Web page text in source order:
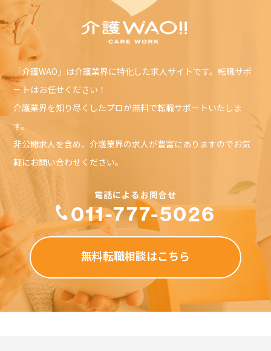
い、利用者に損害が発生した場合、当社は一切の責任を負わ
ないものとします。
如何なる状況においても当社は、第三者を介したものも含
め、本ソフトウェアまたはサービスの利用者による使用また
当社が、そのような損害の可能性について通告されていた場
合であっても、それが保証、契約、故意または無意識による
不法行為、その他に基づいているかどうかによらず、直接、
第三者を介したものも含め、本ソフトウェアまたはサービス
の使用または誤用および依存の結果であるか、本ソフトウェ
アまたはサービスを使用できないためか、本ソフトウェアま
たはサービスの中断、一時停止、終了のいずれかの結果かに
かかわらず、適用されます。この責任の制約は、権利侵害の
防止方法による本質的目的の不履行にかかわらず法律で許容
された最大の範囲で適用されます。
禁止事項
利用者は、介護WAOにおいて以下の行為をすることはできま
せん。
・虚偽の情報を登録し、提供する行為
・第三者の著作権、商標権、プライバシー権、肖像権等すべ
ての法的権利を侵害する行為
・犯罪的行為に結びつく行為
「介護WAO」は介護業界に特化した求人サイトです。転職サポ
ートはお任せください！
介護業界を知り尽くしたプロが無料で転職サポートいたしま
す。
非公開求人を含め、介護業界の求人が豊富にありますのでお気
軽にお問い合わせください。
011-777-5026
無料転職相談はこちら